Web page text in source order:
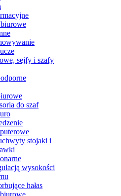
sejfy i szafy
do szaf
stojaki i
wysokości
hałas